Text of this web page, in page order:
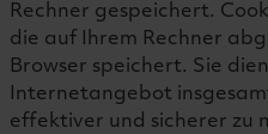
Rechner gespeichert.
die auf Ihrem Rechner
Browser speichert. Sie
Internetangebot
effektiver und sicherer zu